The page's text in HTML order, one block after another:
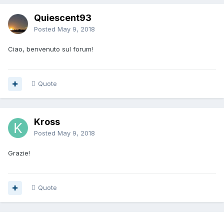
Quiescent93
Posted May 9, 2018
Ciao, benvenuto sul forum!
Quote
Kross
Posted May 9, 2018
Grazie!
Quote